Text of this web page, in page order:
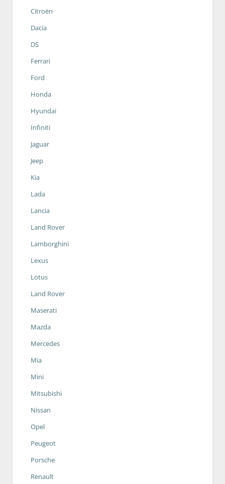
Citroën
Dacia
DS
Ferrari
Ford
Honda
Hyundai
Infiniti
Jaguar
Jeep
Kia
Lada
Lancia
Land Rover
Lamborghini
Lexus
Lotus
Land Rover
Maserati
Mazda
Mercedes
Mia
Mini
Mitsubishi
Nissan
Opel
Peugeot
Porsche
Renault